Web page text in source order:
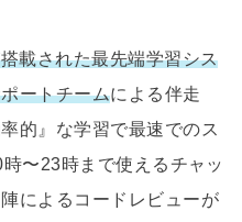
載された最先端学習シス
ートチームによる伴走
的』な学習で最速でのス
〜23時まで使えるチャッ
によるコードレビューが